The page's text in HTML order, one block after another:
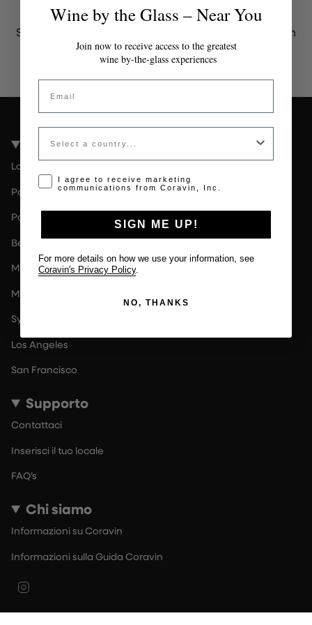
Token non valido o scaduto
Si prega di contattare l'amministratore per un token
valido.
Località della Coravin Guide
Londra
Paris
Paesi Bassi
Berlin
Milano
Melbourne
Sydney
Los Angeles
San Francisco
Supporto
Contattaci
Inserisci il tuo locale
FAQ’s
Chi siamo
Informazioni su Coravin
Informazioni sulla Guida Coravin
Wine by the Glass – Near You
Join now to receive access to the greatest
wine by-the-glass experiences
Email
Country
Opt-in disclaimer
I agree to receive marketing
communications from Coravin, Inc.
SIGN ME UP!
For more details on how we use your information, see
Coravin's Privacy Policy.
NO, THANKS